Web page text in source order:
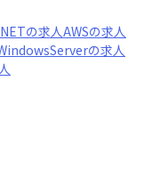
の求人AWSの求人
の求人